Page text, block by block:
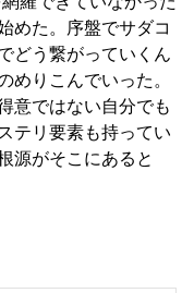
めた。序盤でサダコ
どう繋がっていくん
めりこんでいった。
意ではない自分でも
テリ要素も持ってい
源がそこにあると